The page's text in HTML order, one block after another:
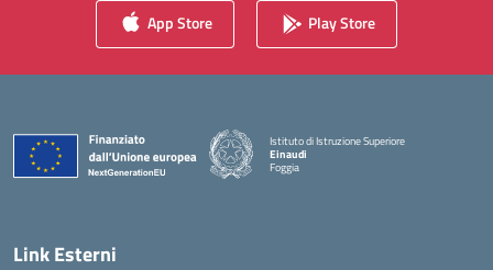
App Store Play Store
Istituto di Istruzione Superiore
Einaudi
Foggia
— Visita la pagina iniziale della scuola
Link Esterni